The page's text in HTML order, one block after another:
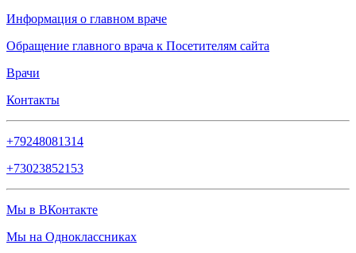
Информация о главном враче
Обращение главного врача к Посетителям сайта
Врачи
Контакты
+79248081314
+73023852153
Мы в ВКонтакте
Мы на Одноклассниках